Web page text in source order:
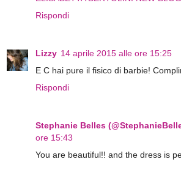
Rispondi
Lizzy 14 aprile 2015 alle ore 15:25
E C hai pure il fisico di barbie!
Rispondi
Stephanie Belles
ore 15:43
You are beautiful!! and the dress is